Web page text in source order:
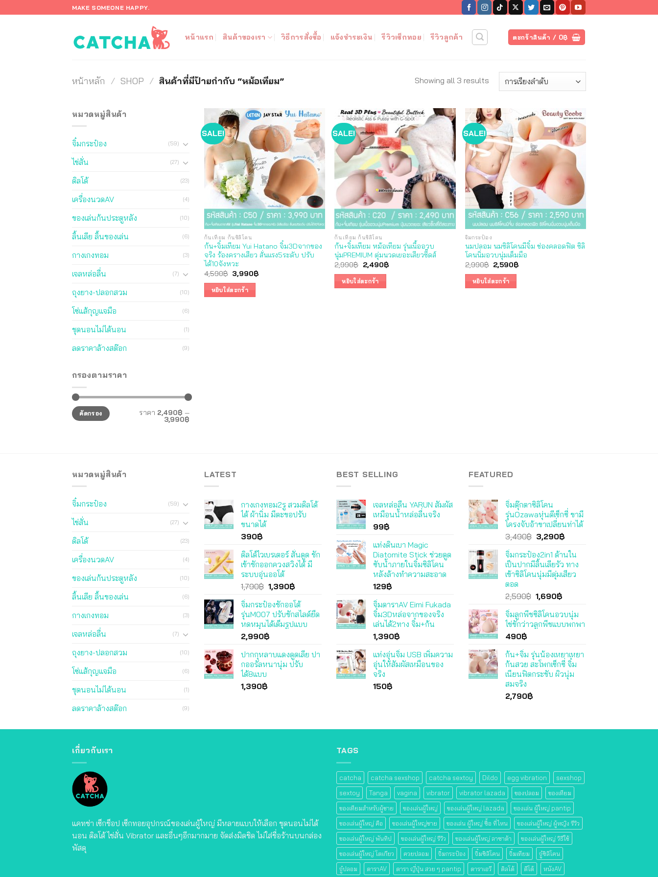
ไป
MAKE SOMEONE HAPPY.
หน้าแรก สินค้าของเรา วิธีการสั่งซื้อ แจ้งชำระเงิน รีวิวเซ็กทอย รีวิวลูกค้า ตะกร้าสินค้า / 0฿
หน้าหลัก / SHOP / สินค้าที่มีป้ายกำกับ “หม้อเทียม” Showing all 3 results
หมวดหมู่สินค้า
จิ๋มกระป๋อง (59)
ไข่สั่น (27)
ดิลโด้ (23)
เครื่องนวดAV (4)
ของเล่นก้นประตูหลัง (10)
ลิ้นเลีย ลิ้นของเล่น (6)
กางเกงทอม (3)
เจลหล่อลื่น (7)
ถุงยาง-ปลอกสวม (10)
โซ่แส้กุญแจมือ (6)
ชุดนอนไม่ได้นอน (1)
ลดราคาล้างสต๊อก (9)
กรองตามราคา
ราคา
ต่ำ
สุด
ราคา
สูงสุดคัดกรอง ราคา 2,490฿ —
3,990฿
SALE!
ก้นเทียม ก้นซิลิโคน
ก้น+จิ๋มเทียม Yui Hatano จิ๋ม3Dจากของ
จริง ร้องครางเสียว สั่นแรง5ระดับ ปรับ
ได้10จังหวะ
4,590฿ Original
was:
4,590฿.
3,990฿Current
หยิบใส่ตะกร้า
SALE!
ก้นเทียม ก้นซิลิโคน
ก้น+จิ๋มเทียม หม้อเทียม รุ่นเนื้ออวบ
นุ่มPREMIUM ตุ่มนวดเยอะเสียวซี๊ดส์
2,990฿ Original
was:
2,990฿.
2,490฿Current
หยิบใส่ตะกร้า
SALE!
จิ๋มกระป๋อง
นมปลอม นมซิลิโคนมีจิ๋ม ช่องคลอดฟิต ซิลิ
โคนนิ่มอวบนุ่มเต็มมือ
2,990฿ Original
was:
2,990฿.
2,590฿Current
หยิบใส่ตะกร้า
หมวดหมู่สินค้า
จิ๋มกระป๋อง (59)
ไข่สั่น (27)
ดิลโด้ (23)
เครื่องนวดAV (4)
ของเล่นก้นประตูหลัง (10)
ลิ้นเลีย ลิ้นของเล่น (6)
กางเกงทอม (3)
เจลหล่อลื่น (7)
ถุงยาง-ปลอกสวม (10)
โซ่แส้กุญแจมือ (6)
ชุดนอนไม่ได้นอน (1)
ลดราคาล้างสต๊อก (9)
LATEST
กางเกงทอม2รู สวมดิลโด้
ได้ ผ้านิ่ม มีตะขอปรับ
ขนาดได้
390฿
ดิลโด้ไวเบรเตอร์ สั่นดูด ชัก
เข้าชักออกควงสวิงได้ มี
ระบบอุ่นออโต้
1,790฿ Original
was:
1,790฿.
1,390฿Current
is:
1,390฿.
จิ๋มกระป๋องชักออโต้
รุ่นM007 ปรับชักสไลด์ยืด
หดหมุนได้เต็มรูปแบบ
2,990฿
ปากกุหลาบแดงดูดเลีย ปา
กออรัลหนานุ่ม ปรับ
ได้8แบบ
1,390฿
BEST SELLING
เจลหล่อลื่น YARUN สัมผัส
เหมือนน้ำหล่อลื่นจริง
99฿
แท่งดินเบา Magic
Diatomite Stick ช่วยดูด
ซับน้ำภายในจิ๋มซิลิโคน
หลังล้างทำความสะอาด
129฿
จิ๋มดาราAV Eimi Fukada
จิ๋ม3Dหล่อจากของจริง
เล่นได้2ทาง จิ๋ม+ก้น
1,390฿
แท่งอุ่นจิ๋ม USB เพิ่มความ
อุ่นให้สัมผัสเหมือนของ
จริง
150฿
FEATURED
จิ๋มตุ๊กตาซิลิโคน
รุ่นOzawaหุ่นดีเซ็กซี่ ขามี
โครงจับอ้าขาเปลี่ยนท่าได้
3,490฿ Original
was:
3,490฿.
3,290฿Current
is:
3,290฿.
จิ๋มกระป๋อง2in1 ด้านใน
เป็นปากมีลิ้นเลียรัว ทาง
เข้าซิลิโคนนุ่มมีตุ่มเสียว
ตอด
2,590฿ Original
was:
2,590฿.
1,690฿Current
is:
1,690฿.
จิ๋มลูกพีชซิลิโคนอวบนุ่ม
ไข่ชักว่าวลูกพีชแบบพกพา
490฿
ก้น+จิ๋ม รุ่นน้องเหยาเหยา
ก้นสวย สะโพกเซ็กซี่ จิ๋ม
เนียนฟิตกระชับ ผิวนุ่ม
สมจริง
2,790฿
เกี่ยวกับเรา
แคทช่า เซ็กช็อป เซ็กทอยอุปกรณ์ของเล่นผู้ใหญ่ มีหลายแบบให้เลือก ชุดนอนไม่ได้
นอน ดิลโด้ ไข่สั่น Vibrator และอื่นๆอีกมากมาย จัดส่งมิดชิด ไม่ใส่ชื่อร้านบนกล่อง
พัสดุ
TAGS
catcha catcha sexshop catcha sextoy Dildo egg vibration
sexshop
sextoy
Tanga vagina vibrator vibrator lazada ของปลอม
ของเทียม
ของเทียมสําหรับผู้ชาย
ของเล่นผู้ใหญ่ ของเล่นผู้ใหญ่ lazada
ของเล่น ผู้ใหญ่ pantip
ของเล่นผู้ใหญ่ คือ
ของเล่นผู้ใหญ่ชาย ของเล่น ผู้ใหญ่ ซื้อ ที่ไหน
ของเล่นผู้ใหญ่ ผู้หญิง รีวิว
ของเล่นผู้ใหญ่ พันทิป
ของเล่นผู้ใหญ่ รีวิว ของเล่นผู้ใหญ่ ลาซาด้า
ของเล่นผู้ใหญ่ วิธีใช้
ของเล่นผู้ใหญ่ โตเกียว
ควยปลอม จิ๋มกระป๋อง จิ๋มซิลิโคน จิ๋มเทียม
จู๋ซิลิโคน
จู๋ปลอม
ดาราAV ดารา ญี่ปุ่น สวย ๆ pantip ดาราเอวี ดิลโด้ ดีโด้ หนังAV